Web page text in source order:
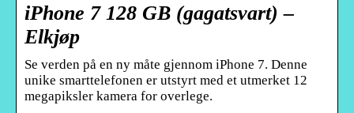
iPhone 7 128 GB (gagatsvart) –
Elkjøp
Se verden på en ny måte gjennom iPhone 7. Denne
unike smarttelefonen er utstyrt med et utmerket 12
megapiksler kamera for overlege.